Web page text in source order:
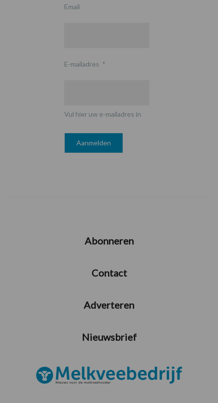
Email
E-mailadres *
Vul hier uw e-mailadres in
Abonneren
Contact
Adverteren
Nieuwsbrief